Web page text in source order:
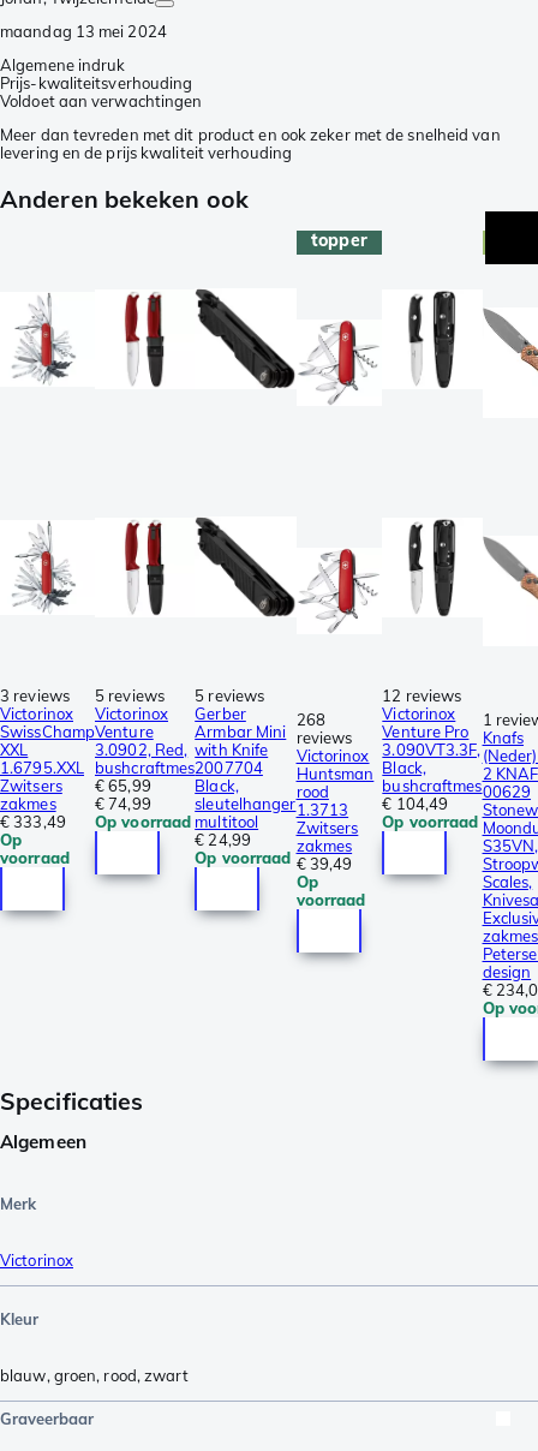
maandag 13 mei 2024
Algemene indruk
Prijs-kwaliteitsverhouding
Voldoet aan verwachtingen
Meer dan tevreden met dit product en ook zeker met de snelheid van
levering en de prijs kwaliteit verhouding
Anderen bekeken ook
3 reviews
Victorinox
SwissChamp
XXL
1.6795.XXL
Zwitsers
zakmes
€ 333,49
Op
voorraad
5 reviews
Victorinox
Venture
3.0902, Red,
bushcraftmes
€ 65,99
€ 74,99
Op voorraad
5 reviews
Gerber
Armbar Mini
with Knife
2007704
Black,
sleutelhanger
multitool
€ 24,99
Op voorraad
topper
268
reviews
Victorinox
Huntsman
rood
1.3713
Zwitsers
zakmes
€ 39,49
Op
voorraad
12 reviews
Victorinox
Venture Pro
3.090VT3.3F,
Black,
bushcraftmes
€ 104,49
Op voorraad
1
Knafs
2
00629
S35VN,
Scales,
design
€
Op
Specificaties
Algemeen
Merk
Victorinox
Kleur
blauw, groen, rood,zwart
Graveerbaar